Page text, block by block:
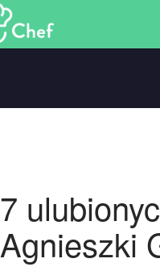
7
Agnieszki